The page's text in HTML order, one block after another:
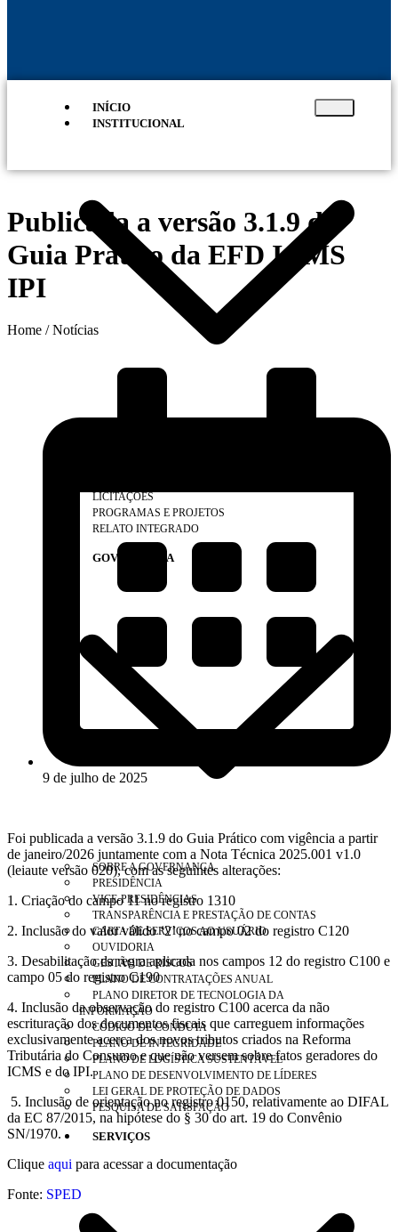
INÍCIO
INSTITUCIONAL
LICITAÇÕES
PROGRAMAS E PROJETOS
RELATO INTEGRADO
GOVERNANÇA
SOBRE A GOVERNANÇA
PRESIDÊNCIA
VICE-PRESIDÊNCIAS
TRANSPARÊNCIA E PRESTAÇÃO DE CONTAS
CARTA DE SERVIÇOS AO USUÁRIO
OUVIDORIA
GESTÃO DE RISCOS
PLANO DE CONTRATAÇÕES ANUAL
PLANO DIRETOR DE TECNOLOGIA DA
INFORMAÇÃO
CÓDIGO DE CONDUTA
PLANO DE INTEGRIDADE
PLANO DE LOGÍSTICA SUSTENTÁVEL
PLANO DE DESENVOLVIMENTO DE LÍDERES
LEI GERAL DE PROTEÇÃO DE DADOS
PESQUISA DE SATISFAÇÃO
SERVIÇOS
Publicada a versão 3.1.9 do
Guia Prático da EFD ICMS
IPI
Home / Notícias
9 de julho de 2025
Foi publicada a versão 3.1.9 do Guia Prático com vigência a partir
de janeiro/2026 juntamente com a Nota Técnica 2025.001 v1.0
(leiaute versão 020), com as seguintes alterações:
1. Criação do campo 11 no registro 1310
2. Inclusão do valor válido ‘2’ no campo 02 do registro C120
3. Desabilitação da regra aplicada nos campos 12 do registro C100 e
campo 05 do registro C190
4. Inclusão da observação do registro C100 acerca da não
escrituração dos documentos fiscais que carreguem informações
exclusivamente acerca dos novos tributos criados na Reforma
Tributária do Consumo e que não versem sobre fatos geradores do
ICMS e do IPI.
5. Inclusão de orientação no registro 0150, relativamente ao DIFAL
da EC 87/2015, na hipótese do § 30 do art. 19 do Convênio
SN/1970.
Clique aqui para acessar a documentação
Fonte: SPED